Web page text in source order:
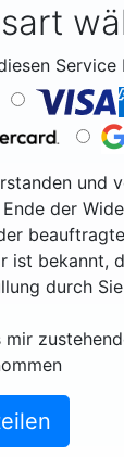
und
der
ist bekannt,
durch
mir